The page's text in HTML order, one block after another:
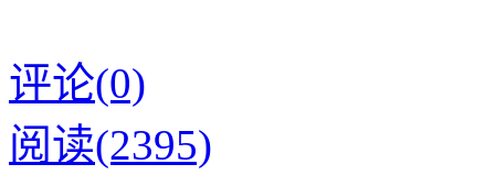
评论(0)
阅读(2395)